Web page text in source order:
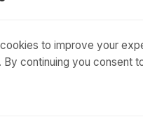
to improve your
continuing you consent